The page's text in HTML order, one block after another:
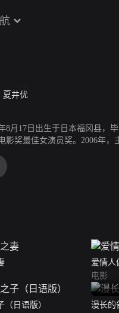
夏井优
8月17日出生于日本福冈县，
影奖最佳女演员奖。2006年
电影《虫师》，凭借该片获
2013年，出演家庭影片《东京
《跨越栅栏》和悬疑片《安
爱情人
电影
（日语版）
漫长的